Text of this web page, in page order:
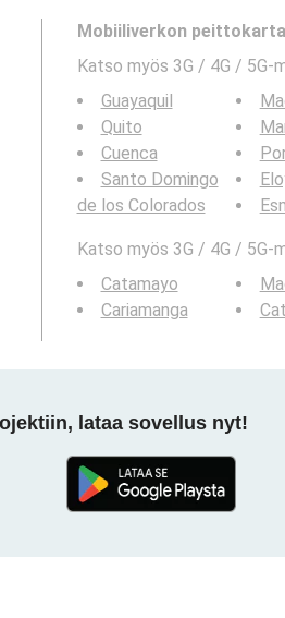
Mobiiliverkon
Katso myös 3G / 4G / 5G-
Guayaquil
Quito
Cuenca
Santo Domingo
de los Colorados
Katso myös 3G / 4G / 5G-
Catamayo
Cariamanga
lataa sovellus nyt!